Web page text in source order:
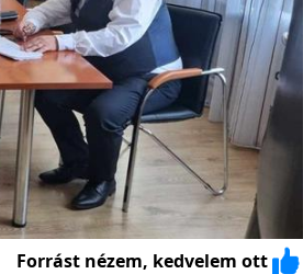
Forrást nézem, kedvelem ott